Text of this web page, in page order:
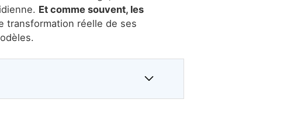
Et comme souvent, les
transformation réelle de ses